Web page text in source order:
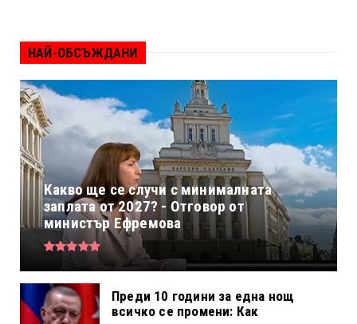
НАЙ-ОБСЪЖДАНИ
Какво ще се случи с минималната
заплата от 2027? - Отговор от
министър Ефремова
Преди 10 години за една нощ
всичко се промени: Как